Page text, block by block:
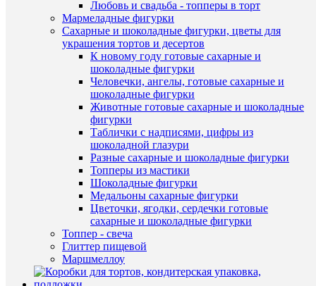
Любовь и свадьба - топперы в торт
Мармеладные фигурки
Сахарные и шоколадные фигурки, цветы для
украшения тортов и десертов
К новому году готовые сахарные и
шоколадные фигурки
Человечки, ангелы, готовые сахарные и
шоколадные фигурки
Животные готовые сахарные и шоколадные
фигурки
Таблички с надписями, цифры из
шоколадной глазури
Разные сахарные и шоколадные фигурки
Топперы из мастики
Шоколадные фигурки
Медальоны сахарные фигурки
Цветочки, ягодки, сердечки готовые
сахарные и шоколадные фигурки
Топпер - свеча
Глиттер пищевой
Маршмеллоу
в
К
Быстрый
гр.
283